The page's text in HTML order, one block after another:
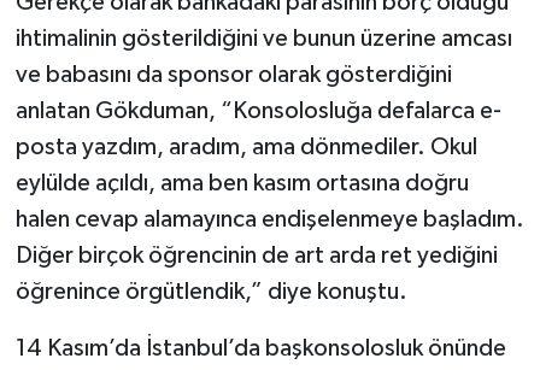
ihtimalinin gösterildiğini ve bunun üzerine amcası
ve babasını da sponsor olarak gösterdiğini
anlatan Gökduman, “Konsolosluğa defalarca e-
posta yazdım, aradım, ama dönmediler. Okul
eylülde açıldı, ama ben kasım ortasına doğru
halen cevap alamayınca endişelenmeye başladım.
Diğer birçok öğrencinin de art arda ret yediğini
öğrenince örgütlendik,” diye konuştu.
14 Kasım’da İstanbul’da başkonsolosluk önünde